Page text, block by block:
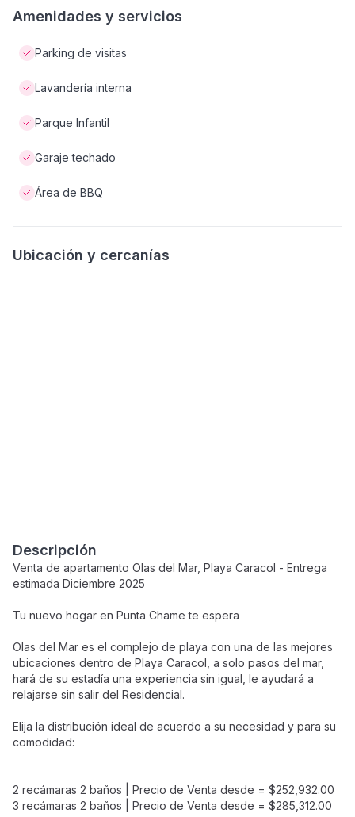
Amenidades y servicios
Parking de visitas
Lavandería interna
Parque Infantil
Garaje techado
Área de BBQ
Ubicación y cercanías
Descripción
Venta de apartamento Olas del Mar, Playa Caracol - Entrega
estimada Diciembre 2025
Tu nuevo hogar en Punta Chame te espera
Olas del Mar es el complejo de playa con una de las mejores
ubicaciones dentro de Playa Caracol, a solo pasos del mar,
hará de su estadía una experiencia sin igual, le ayudará a
relajarse sin salir del Residencial.
Elija la distribución ideal de acuerdo a su necesidad y para su
comodidad:
2 recámaras 2 baños | Precio de Venta desde = $252,932.00
3 recámaras 2 baños | Precio de Venta desde = $285,312.00